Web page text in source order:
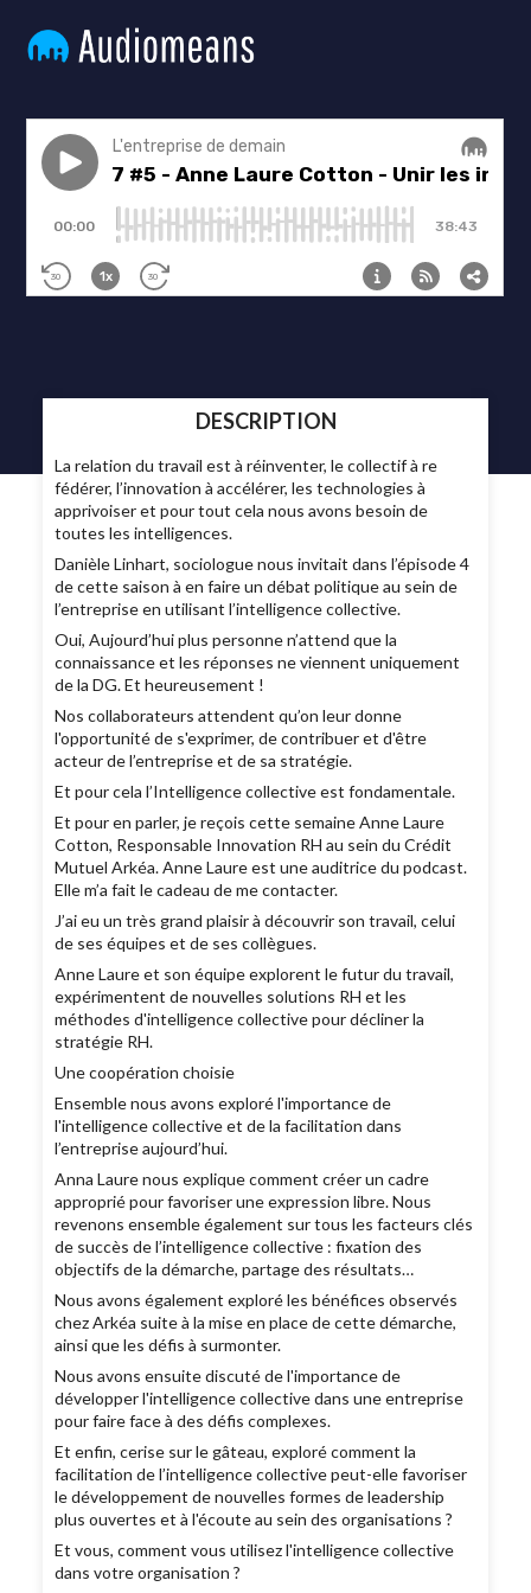
DESCRIPTION
La relation du travail est à réinventer, le collectif à re
fédérer, l’innovation à accélérer, les technologies à
apprivoiser et pour tout cela nous avons besoin de
toutes les intelligences.
Danièle Linhart, sociologue nous invitait dans l’épisode 4
de cette saison à en faire un débat politique au sein de
l’entreprise en utilisant l’intelligence collective.
Oui, Aujourd’hui plus personne n’attend que la
connaissance et les réponses ne viennent uniquement
de la DG. Et heureusement !
Nos collaborateurs attendent qu’on leur donne
l'opportunité de s'exprimer, de contribuer et d'être
acteur de l’entreprise et de sa stratégie.
Et pour cela l’Intelligence collective est fondamentale.
Et pour en parler, je reçois cette semaine Anne Laure
Cotton, Responsable Innovation RH au sein du Crédit
Mutuel Arkéa. Anne Laure est une auditrice du podcast.
Elle m’a fait le cadeau de me contacter.
J’ai eu un très grand plaisir à découvrir son travail, celui
de ses équipes et de ses collègues.
Anne Laure et son équipe explorent le futur du travail,
expérimentent de nouvelles solutions RH et les
méthodes d'intelligence collective pour décliner la
stratégie RH.
Une coopération choisie
Ensemble nous avons exploré l'importance de
l'intelligence collective et de la facilitation dans
l’entreprise aujourd’hui.
Anna Laure nous explique comment créer un cadre
approprié pour favoriser une expression libre. Nous
revenons ensemble également sur tous les facteurs clés
de succès de l’intelligence collective : fixation des
objectifs de la démarche, partage des résultats…
Nous avons également exploré les bénéfices observés
chez Arkéa suite à la mise en place de cette démarche,
ainsi que les défis à surmonter.
Nous avons ensuite discuté de l'importance de
développer l'intelligence collective dans une entreprise
pour faire face à des défis complexes.
Et enfin, cerise sur le gâteau, exploré comment la
facilitation de l’intelligence collective peut-elle favoriser
le développement de nouvelles formes de leadership
plus ouvertes et à l'écoute au sein des organisations ?
Et vous, comment vous utilisez l'intelligence collective
dans votre organisation ?